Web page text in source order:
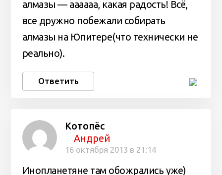
алмазы — аааааа, какая радость! Всё,
все дружно побежали собирать
алмазы на Юпитере(что технически не
реально).
Ответить
Котопёс
Андрей
16 октября 2013 в 21:14
Инопланетяне там обожрались уже)